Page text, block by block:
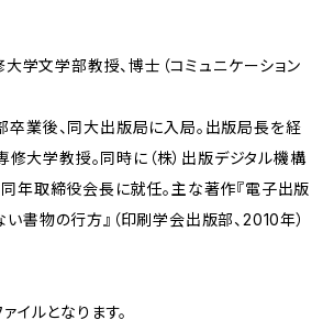
学文学部教授、博士（コミュニケーション
業後、同大出版局に入局。出版局長を経
修大学教授。同時に（株）出版デジタル機構
年取締役会長に就任。主な著作『電子出版
物の行方』（印刷学会出版部、2010年）
イルとなります。